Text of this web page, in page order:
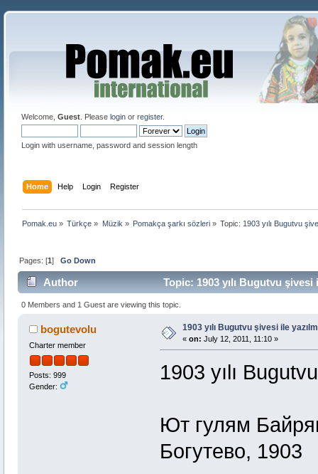
Welcome, Guest. Please loginor register.
Login with username, password and session length
Home Help Login Register
Pomak.eu » Türkçe » Müzik » Pomakça şarkı sözleri » Topic: 1903 yılı Bugutvu
Pages: [1]Go Down
Author Topic: 1903 yılı Bugutvu
0 Members and 1 Guest are viewing this topic.
bogutevolu
Charter member
Posts: 999
Gender:
1903 yılı Bugutvu şivesi ile
« on: July 12, 2011, 11:10 »
1903 yılı
Ют гулям
Богутево, 1903